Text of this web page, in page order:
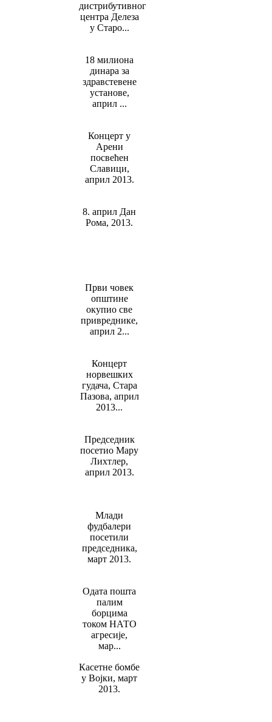
дистрибутивног
центра Делеза
у Старо...
18 милиона
динара за
здравстевене
установе,
април ...
Концерт у
Арени
посвећен
Славици,
април 2013.
8. април Дан
Рома, 2013.
Први човек
општине
окупио све
привреднике,
aприл 2...
Концерт
норвешких
гудача, Стара
Пазова, април
2013...
Председник
посетио Мару
Лихтлер,
април 2013.
Млади
фудбалери
посетили
председника,
март 2013.
Одата пошта
палим
борцима
током НАТО
агресије,
мар...
Касетне бомбе
у Војки, март
2013.